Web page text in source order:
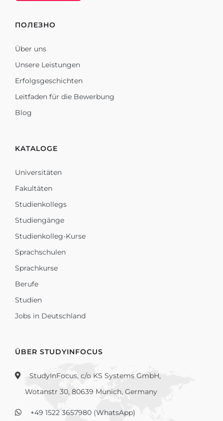
ПОЛЕЗНО
Über uns
Unsere Leistungen
Erfolgsgeschichten
Leitfaden für die Bewerbung
Blog
KATALOGE
Universitäten
Fakultäten
Studienkollegs
Studiengänge
Studienkolleg-Kurse
Sprachschulen
Sprachkurse
Berufe
Studien
Jobs in Deutschland
ÜBER STUDYINFOCUS
StudyInFocus, c/o KS Systems GmbH,
Wotanstr 30, 80639 Munich, Germany
+49 1522 3657980 (WhatsApp)